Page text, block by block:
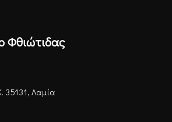
Φθιώτιδας
35131, Λαμία